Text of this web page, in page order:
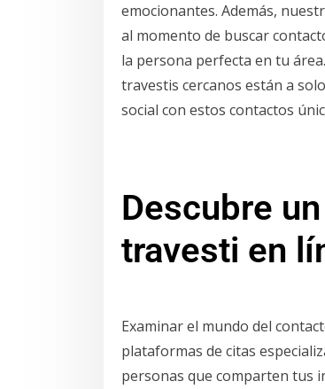
emocionantes. Además,
al momento de buscar
la persona perfecta en tu
travestis cercanos están a
social con estos contactos
Descubre
travesti en
Examinar el mundo del
plataformas de citas
personas que comparten tus